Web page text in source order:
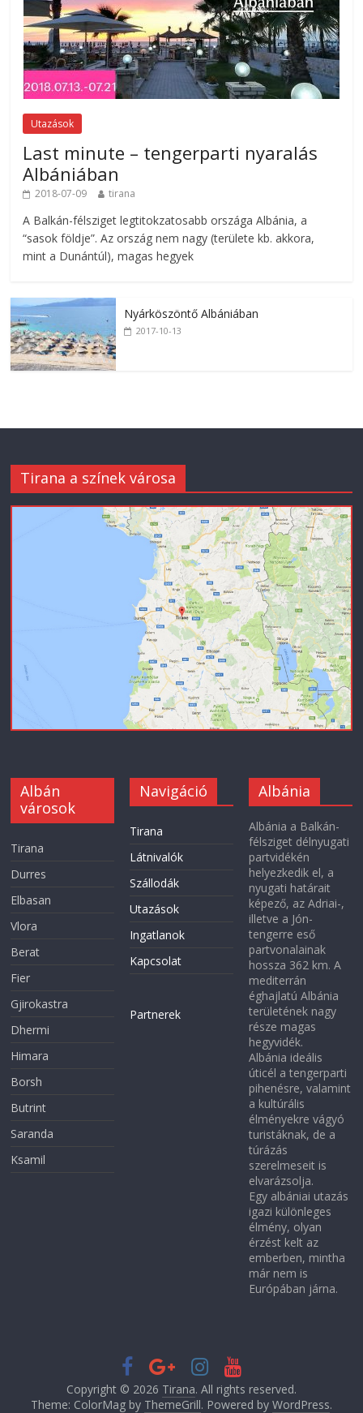
Utazások
Last minute – tengerparti nyaralás
Albániában
2018-07-09 tirana
A Balkán-félsziget legtitokzatosabb országa Albánia, a
“sasok földje”. Az ország nem nagy (területe kb. akkora,
mint a Dunántúl), magas hegyek
Nyárköszöntő Albániában
2017-10-13
Tirana a színek városa
Albán
városok
Tirana
Durres
Elbasan
Vlora
Berat
Fier
Gjirokastra
Dhermi
Himara
Borsh
Butrint
Saranda
Ksamil
Navigáció
Tirana
Látnivalók
Szállodák
Utazások
Ingatlanok
Kapcsolat
Partnerek
Albánia
Albánia a Balkán-
félsziget délnyugati
partvidékén
helyezkedik el, a
nyugati határait
képező, az Adriai-,
illetve a Jón-
tengerre eső
partvonalainak
hossza 362 km. A
mediterrán
éghajlatú Albánia
területének nagy
része magas
hegyvidék.
Albánia ideális
úticél a tengerparti
pihenésre, valamint
a kultúrális
élményekre vágyó
turistáknak, de a
túrázás
szerelmeseit is
elvarázsolja.
Egy albániai utazás
igazi különleges
élmény, olyan
érzést kelt az
emberben, mintha
már nem is
Európában járna.
Copyright © 2026 Tirana. All rights reserved.
Theme: ColorMag by ThemeGrill. Powered by WordPress.